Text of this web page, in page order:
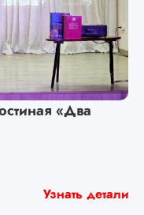
«Два
Узнать детали